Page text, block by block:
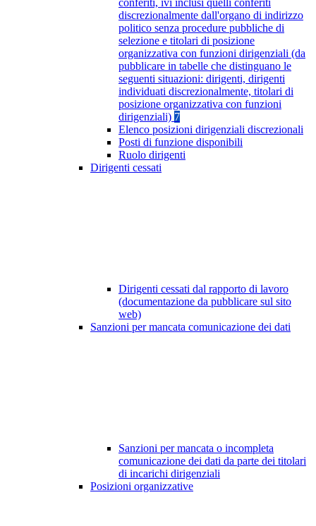
conferiti, ivi inclusi quelli conferiti
discrezionalmente dall'organo di indirizzo
politico senza procedure pubbliche di
selezione e titolari di posizione
organizzativa con funzioni dirigenziali (da
pubblicare in tabelle che distinguano le
seguenti situazioni: dirigenti, dirigenti
individuati discrezionalmente, titolari di
posizione organizzativa con funzioni
dirigenziali) 7
Elenco posizioni dirigenziali discrezionali
Posti di funzione disponibili
Ruolo dirigenti
Dirigenti cessati
Dirigenti cessati dal rapporto di lavoro
(documentazione da pubblicare sul sito
web)
Sanzioni per mancata comunicazione dei dati
Sanzioni per mancata o incompleta
comunicazione dei dati da parte dei titolari
di incarichi dirigenziali
Posizioni organizzative